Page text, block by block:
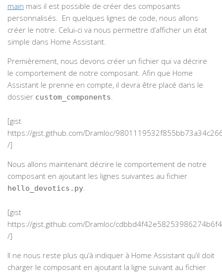
main mais il est possible de créer des composants
personnalisés. En quelques lignes de code, nous allons
créer le notre. Celui-ci va nous permettre d’afficher un état
simple dans Home Assistant.
Premièrement, nous devons créer un fichier qui va décrire
le comportement de notre composant. Afin que Home
Assistant le prenne en compte, il devra être placé dans le
dossier custom_components.
[gist
https://gist.github.com/Dramloc/
/]
Nous allons maintenant décrire le comportement de notre
composant en ajoutant les lignes suivantes au fichier
hello_devotics.py.
[gist
https://gist.github.com/Dramloc/
/]
Il ne nous reste plus qu’à indiquer à Home Assistant qu’il doit
charger le composant en ajoutant la ligne suivant au fichier